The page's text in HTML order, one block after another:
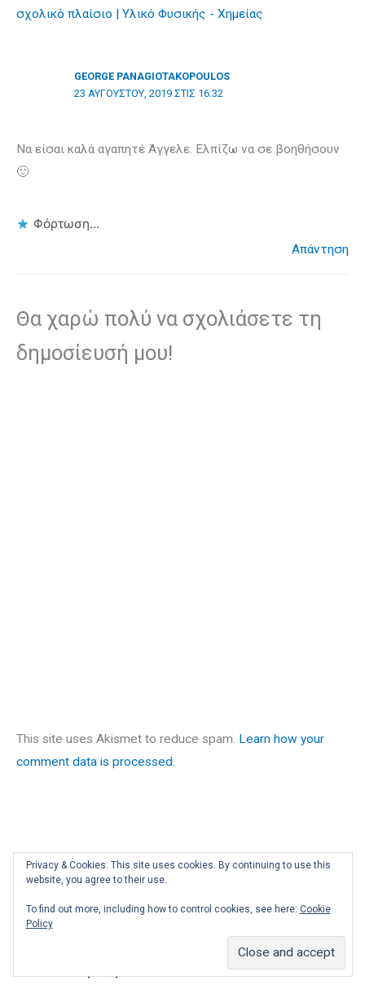
σχολικό πλαίσιο | Υλικό Φυσικής - Χημείας
GEORGE PANAGIOTAKOPOULOS
23 ΑΥΓΟΎΣΤΟΥ, 2019 ΣΤΙΣ 16:32
Να είσαι καλά αγαπητέ Άγγελε. Ελπίζω να σε βοηθήσουν
🙂
Φόρτωση...
Απάντηση
Θα χαρώ πολύ να σχολιάσετε τη
δημοσίευσή μου!
This site uses Akismet to reduce spam. Learn how your
comment data is processed.
Μετάφραση
Facebook
X LinkedIn
Διεύθυνση
email
Παλιές
Δημοσιεύσεις
Privacy & Cookies: This site uses cookies. By continuing to use this
website, you agree to their use.
To find out more, including how to control cookies, see here: Cookie
Policy